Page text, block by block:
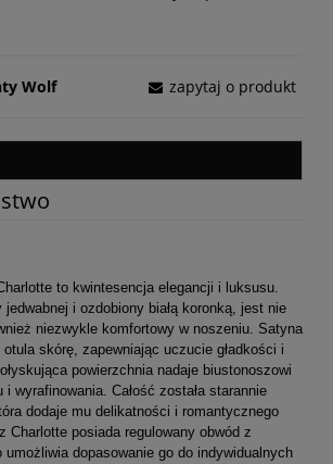
Wolf zapytaj o produkt
to kwintesencja elegancji i luksusu.
i ozdobiony białą koronką, jest nie
niezwykle komfortowy w noszeniu. Satyna
skórę, zapewniając uczucie gładkości i
powierzchnia nadaje biustonoszowi
wyrafinowania. Całość została starannie
dodaje mu delikatności i romantycznego
Charlotte posiada regulowany obwód z
dopasowanie go do indywidualnych